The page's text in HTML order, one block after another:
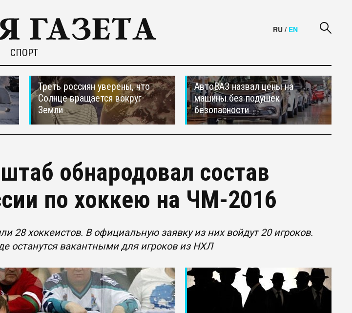
СПОРТ
RU / EN
Треть россиян уверены, что
Солнце вращается вокруг
Земли
АвтоВАЗ назвал цены на
машины без подушек
безопасности
обнародовал состав
по хоккею на ЧМ-2016
28 хоккеистов. В официальную заявку из них войдут 20 игроков.
останутся вакантными для игроков из НХЛ